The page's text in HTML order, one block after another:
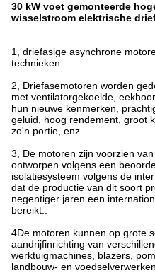
30 kW voet gemonteerde
wisselstroom elektrische
1, driefasige asynchrone
technieken.
2, Driefasemotoren worden
met ventilatorgekoelde,
hun nieuwe kenmerken,
geluid, hoog rendement, groot
zo'n portie, enz.
3, De motoren zijn voorzien
ontworpen volgens een
isolatiesysteem volgens de
dat de productie van dit soort
negentiger jaren een
bereikt..
4De motoren kunnen op grote
aandrijfinrichting van
werktuigmachines, blazers,
landbouw- en